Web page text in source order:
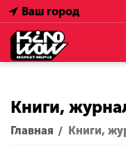
Ваш город
Книги,
Главная / Книги,